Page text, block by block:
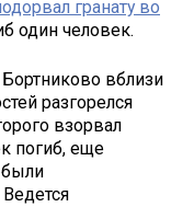
гранату во
один человек.
вблизи
разгорелся
взорвал
погиб, еще
были